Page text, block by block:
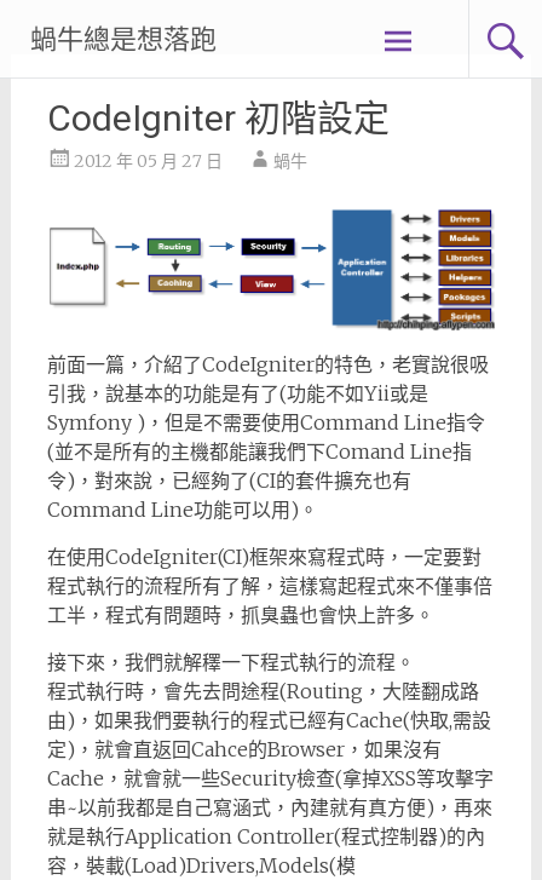
content
蝸牛總是想落跑
CodeIgniter 初階設定
2012 年 05 月 27 日 蝸牛
前面一篇，介紹了CodeIgniter的特色，老實說很吸
引我，說基本的功能是有了(功能不如Yii或是
Symfony )，但是不需要使用Command Line指令
(並不是所有的主機都能讓我們下Comand Line指
令)，對來說，已經夠了(CI的套件擴充也有
Command Line功能可以用)。
在使用CodeIgniter(CI)框架來寫程式時，一定要對
程式執行的流程所有了解，這樣寫起程式來不僅事倍
工半，程式有問題時，抓臭蟲也會快上許多。
接下來，我們就解䆁一下程式執行的流程。
程式執行時，會先去問途程(Routing，大陸翻成路
由)，如果我們要執行的程式已經有Cache(快取,需設
定)，就會直返回Cahce的Browser，如果沒有
Cache，就會就一些Security檢查(拿掉XSS等攻擊字
串~以前我都是自己寫涵式，內建就有真方便)，再來
就是執行Application Controller(程式控制器)的內
容，裝載(Load)Drivers,Models(模